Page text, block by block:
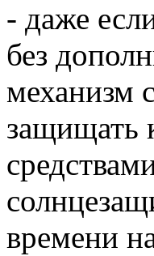
- даже
без
механизм
защищать
времени